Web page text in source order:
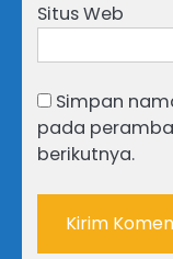
Situs Web
Simpan
pada
berikutnya.